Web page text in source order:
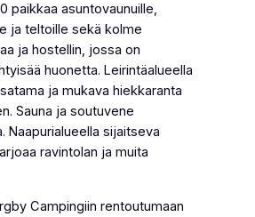
paikkaa asuntovaunuille,
ja teltoille sekä kolme
ja hostellin, jossa on
huonetta. Leirintäalueella
ja mukava hiekkaranta
Sauna ja soutuvene
Naapurialueella sijaitseva
ravintolan ja muita
Campingiin rentoutumaan